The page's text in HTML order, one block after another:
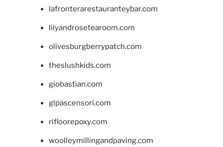
lafronterarestauranteybar.com
lilyandrosetearoom.com
olivesburgberrypatch.com
theslushkids.com
giobastian.com
glpascensori.com
rifloorepoxy.com
woolleymillingandpaving.com